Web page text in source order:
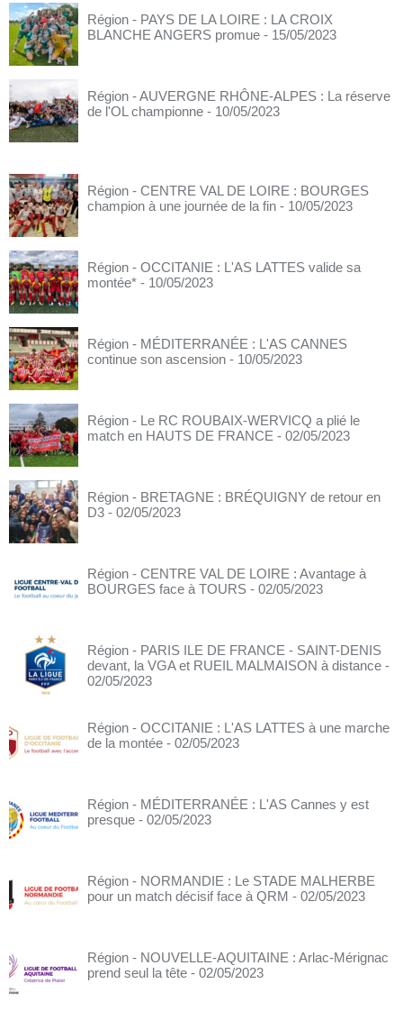
Région - PAYS DE LA LOIRE : LA CROIX
BLANCHE ANGERS promue - 15/05/2023
Région - AUVERGNE RHÔNE-ALPES : La réserve
de l'OL championne - 10/05/2023
Région - CENTRE VAL DE LOIRE : BOURGES
champion à une journée de la fin - 10/05/2023
Région - OCCITANIE : L'AS LATTES valide sa
montée* - 10/05/2023
Région - MÉDITERRANÉE : L'AS CANNES
continue son ascension - 10/05/2023
Région - Le RC ROUBAIX-WERVICQ a plié le
match en HAUTS DE FRANCE - 02/05/2023
Région - BRETAGNE : BRÉQUIGNY de retour en
D3 - 02/05/2023
Région - CENTRE VAL DE LOIRE : Avantage à
BOURGES face à TOURS - 02/05/2023
Région - PARIS ILE DE FRANCE - SAINT-DENIS
devant, la VGA et RUEIL MALMAISON à distance -
02/05/2023
Région - OCCITANIE : L'AS LATTES à une marche
de la montée - 02/05/2023
Région - MÉDITERRANÉE : L'AS Cannes y est
presque - 02/05/2023
Région - NORMANDIE : Le STADE MALHERBE
pour un match décisif face à QRM - 02/05/2023
Région - NOUVELLE-AQUITAINE : Arlac-Mérignac
prend seul la tête - 02/05/2023